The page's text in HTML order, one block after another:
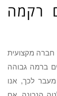
רקמה
חברה מקצועית
ברמה גבוהה
מעבר לכך, אנו